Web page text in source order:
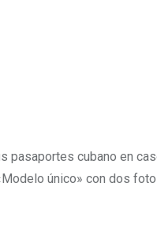
pasaportes cubano en
único» con dos